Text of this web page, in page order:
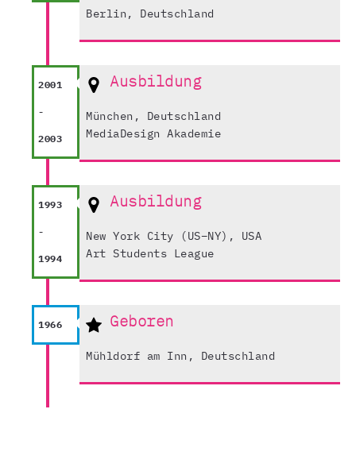
Berlin, Deutschland
2001
-
2003
Ausbildung
München, Deutschland
MediaDesign Akademie
1993
-
1994
Ausbildung
New York City (US–NY), USA
Art Students League
1966 Geboren
Mühldorf am Inn, Deutschland